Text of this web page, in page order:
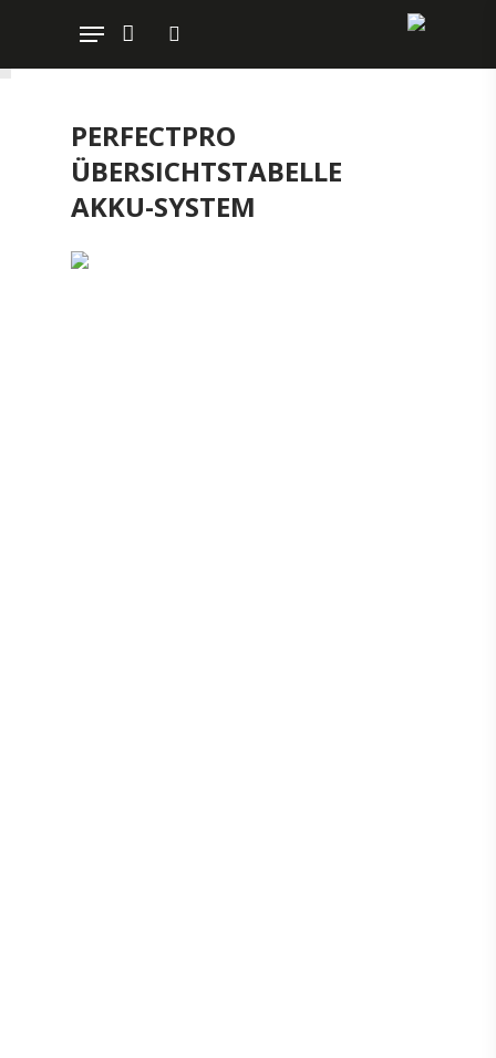
Hit enter to search or ESC to close
PERFECTPRO
ÜBERSICHTSTABELLE
AKKU-SYSTEM